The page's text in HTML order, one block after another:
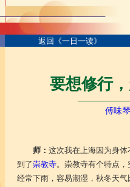
返回《一日一读》
要想修行
傅味琴
师： 这次我在上海因为身
到了崇教寺。崇教寺有个特点
经常下雨，容易潮湿，秋冬天